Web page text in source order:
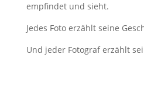
empfindet und sieht.
Jedes Foto erzählt seine
Und jeder Fotograf erzählt